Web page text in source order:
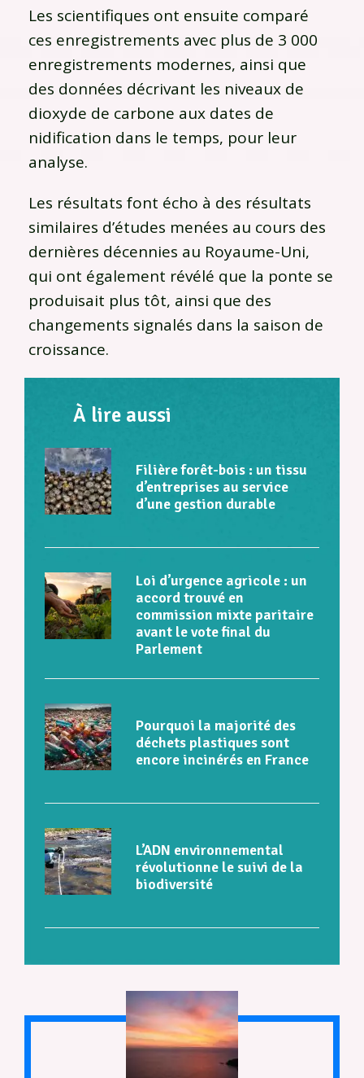
Les scientifiques ont ensuite comparé
ces enregistrements avec plus de 3 000
enregistrements modernes, ainsi que
des données décrivant les niveaux de
dioxyde de carbone aux dates de
nidification dans le temps, pour leur
analyse.
Les résultats font écho à des résultats
similaires d’études menées au cours des
dernières décennies au Royaume-Uni,
qui ont également révélé que la ponte se
produisait plus tôt, ainsi que des
changements signalés dans la saison de
croissance.
À lire aussi
Filière forêt-bois : un tissu
d’entreprises au service
d’une gestion durable
Loi d’urgence agricole : un
accord trouvé en
commission mixte paritaire
avant le vote final du
Parlement
Pourquoi la majorité des
déchets plastiques sont
encore incinérés en France
L’ADN environnemental
révolutionne le suivi de la
biodiversité